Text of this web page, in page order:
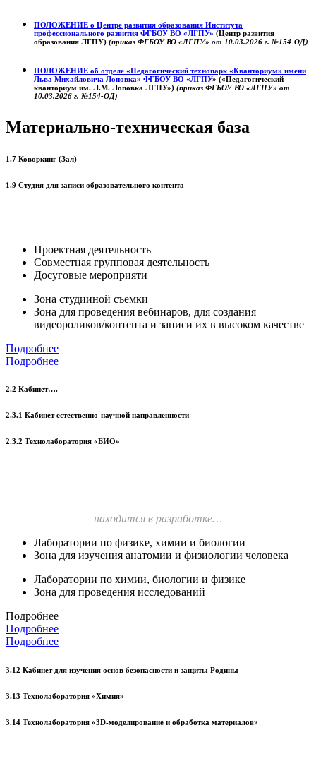
ПОЛОЖЕНИЕ о Центре развития образования Института
профессионального развития ФГБОУ ВО «ЛГПУ» (Центр развития
образования ЛГПУ) (приказ ФГБОУ ВО «ЛГПУ» от 10.03.2026 г. №154-ОД)
ПОЛОЖЕНИЕ об отделе «Педагогический технопарк «Кванториум» имени
Льва Михайловича Лоповка» ФГБОУ ВО «ЛГПУ» («Педагогический
кванториум им. Л.М. Лоповка ЛГПУ») (приказ ФГБОУ ВО «ЛГПУ» от
10.03.2026 г. №154-ОД)
Материально-техническая база
1.7 Коворкинг (Зал)
1.9 Студия для записи образовательного контента
Проектная деятельность
Совместная групповая деятельность
Досуговые мероприяти
Зона студииной съемки
Зона для проведения вебинаров, для создания
видеороликов/контента и записи их в высоком качестве
Подробнее
Подробнее
2.2 Кабинет….
2.3.1 Кабинет естественно-научной направленности
2.3.2 Технолаборатория «БИО»
находится в разработке…
Лаборатории по физике, химии и биологии
Зона для изучения анатомии и физиологии человека
Лаборатории по химии, биологии и физике
Зона для проведения исследований
Подробнее
Подробнее
Подробнее
3.12 Кабинет для изучения основ безопасности и защиты Родины
3.13 Технолаборатория «Химия»
3.14 Технолаборатория «3D-моделирование и обработка материалов»